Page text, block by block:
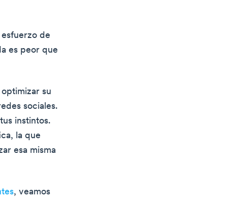
de
es peor que
su
sociales.
instintos.
la que
esa misma
, veamos